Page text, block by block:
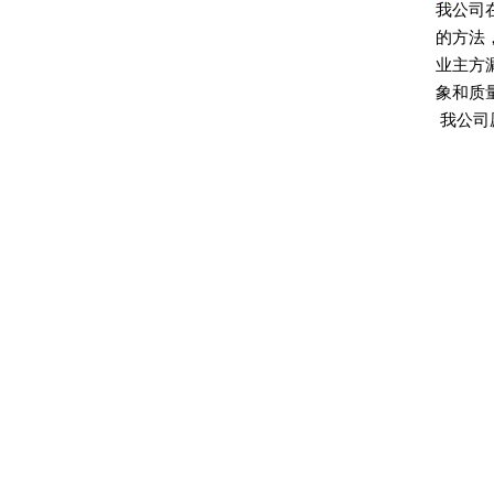
我公司
的方法
业主方
象和质
我公司